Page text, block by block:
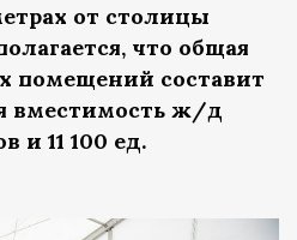
от столицы
что общая
помещений составит
вместимость ж/д
и 11 100 ед.